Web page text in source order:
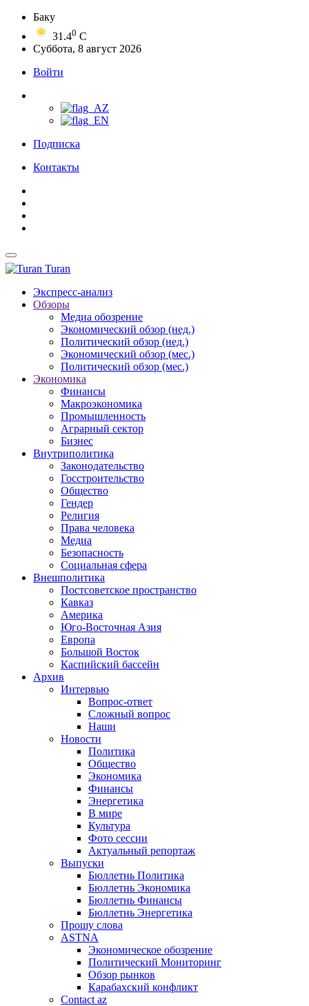
Баку
31.40 C
Суббота, 8 август 2026
Войти
Подписка
Контакты
Turan
Экспресс-анализ
Обзоры
Медиа обозрение
Экономический обзор (нед.)
Политический обзор (нед.)
Экономический обзор (мес.)
Политический обзор (мес.)
Экономика
Финансы
Макроэкономика
Промышленность
Аграрный сектор
Бизнес
Внутриполитика
Законодательство
Госстроительство
Общество
Гендер
Религия
Права человека
Медиа
Безопасность
Социальная сфера
Внешполитика
Постсоветское пространство
Кавказ
Америка
Юго-Восточная Азия
Европа
Большой Восток
Каспийский бассейн
Архив
Интервью
Вопрос-ответ
Сложный вопрос
Наши
Новости
Политика
Общество
Экономика
Финансы
Энергетика
В мире
Культура
Фото сессии
Актуальный репортаж
Выпуски
Бюллетнь Политика
Бюллетнь Экономика
Бюллетнь Финансы
Бюллетнь Энергетика
Прошу слова
ASTNA
Экономическое обозрение
Политический Мониторинг
Обзор рынков
Карабахский конфликт
Contact az